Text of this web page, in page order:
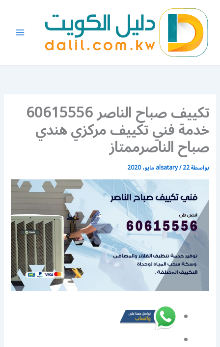
المحتوى
تكييف صباح الناصر 60615556
خدمة فني تكييف مركزي هندي
صباح الناصرممتاز
بواسطة alsatary/22 مايو، 2020